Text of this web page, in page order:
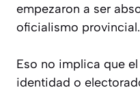
empezaron a ser
oficialismo provincial.
Eso no implica que
identidad o